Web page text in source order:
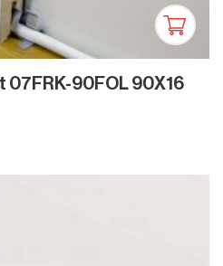
07FRK-90FOL 90X16